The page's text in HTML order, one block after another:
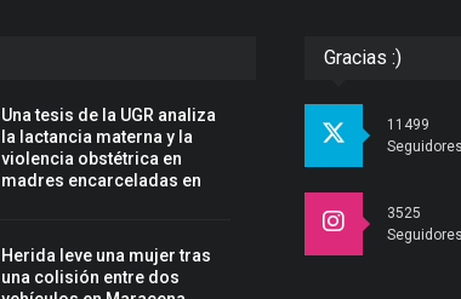
Una tesis de la UGR analiza
la lactancia materna y la
violencia obstétrica en
madres encarceladas en
Herida leve una mujer tras
una colisión entre dos
Gracias :)
11499
Seguidores
3525
Seguidores